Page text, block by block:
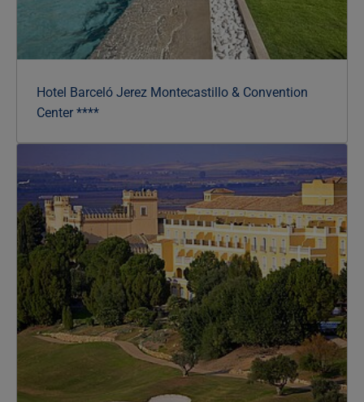
Hotel Barceló Jerez Montecastillo & Convention
Center ****